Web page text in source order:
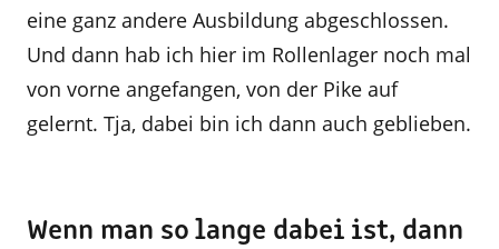
eine ganz andere Ausbildung abgeschlossen.
Und dann hab ich hier im Rollenlager noch mal
von vorne angefangen, von der Pike auf
gelernt. Tja, dabei bin ich dann auch geblieben.
Wenn man so lange dabei ist, dann